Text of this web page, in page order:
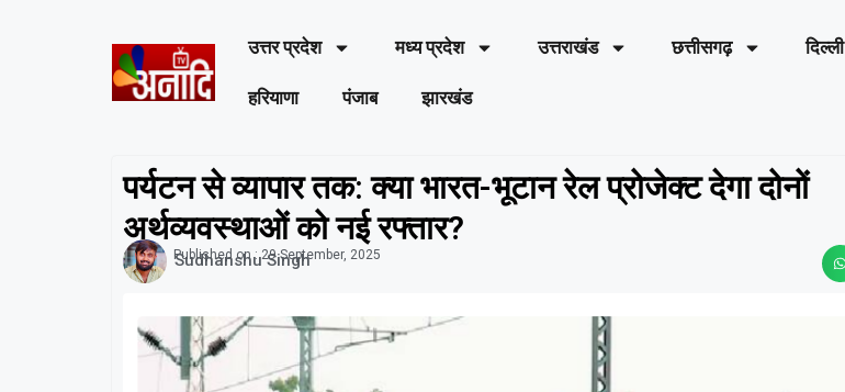
उत्तर प्रदेश मध्य प्रदेश उत्तराखंड छत्तीसगढ़ दिल्ली
हरियाणा पंजाब झारखंड
पर्यटन से व्यापार तक: क्या भारत-भूटान रेल प्रोजेक्ट देगा दोनों
अर्थव्यवस्थाओं को नई रफ्तार?
Sudhanshu Singh
Published on : 29 September, 2025